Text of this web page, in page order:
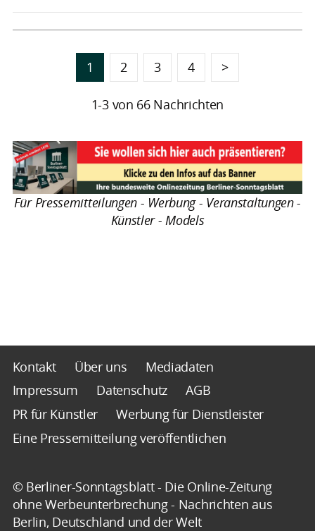
1 2 3 4 >
1-3 von 66 Nachrichten
Für Pressemitteilungen - Werbung - Veranstaltungen -
Künstler - Models
Kontakt Über uns
Mediadaten
Impressum
Datenschutz
AGB
PR für Künstler
Werbung für Dienstleister
Eine Pressemitteilung veröffentlichen
© Berliner-Sonntagsblatt - Die Online-Zeitung
ohne Werbeunterbrechung - Nachrichten aus
Berlin, Deutschland und der Welt